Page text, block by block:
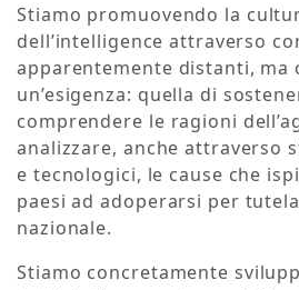
Stiamo promuovendo la
dell’intelligence attraverso
apparentemente distanti, ma
un’esigenza: quella di
comprendere le ragioni
analizzare, anche attraverso
e tecnologici, le cause che
paesi ad adoperarsi per
nazionale.
Stiamo concretamente